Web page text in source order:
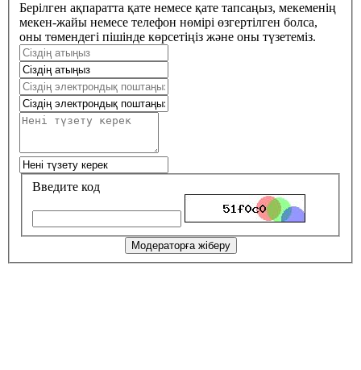
Берілген ақпаратта қате немесе қате тапсаңыз, мекеменің
мекен-жайы немесе телефон нөмірі өзгертілген болса,
оны төмендегі пішінде көрсетіңіз және оны түзетеміз.
Введите код
Модераторға жіберу